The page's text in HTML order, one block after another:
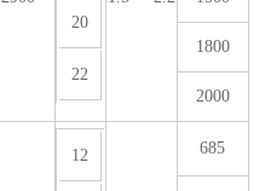
20
22
1800
2000
12 685